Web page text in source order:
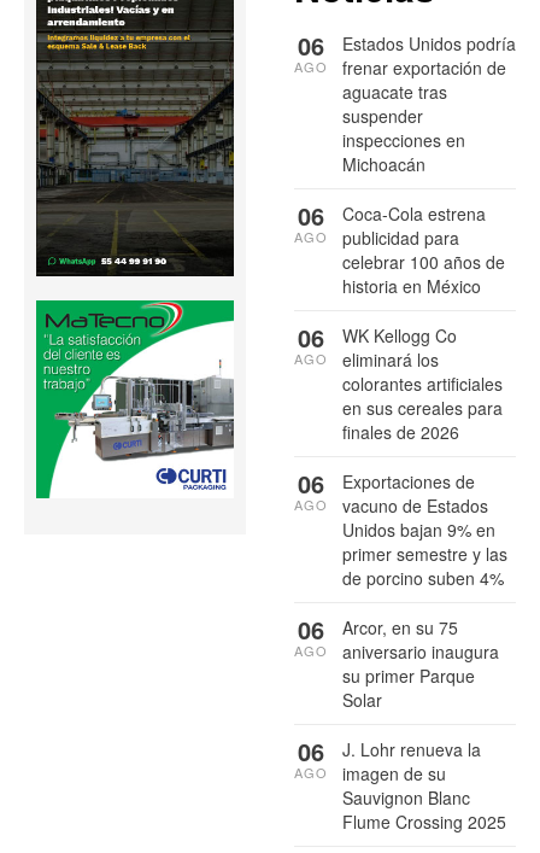
Estados Unidos podría
frenar exportación de
aguacate tras
suspender
inspecciones en
Michoacán
06
AGO
Coca-Cola estrena
publicidad para
celebrar 100 años de
historia en México
06
AGO
WK Kellogg Co
eliminará los
colorantes artificiales
en sus cereales para
finales de 2026
06
AGO
Exportaciones de
vacuno de Estados
Unidos bajan 9% en
primer semestre y las
de porcino suben 4%
06
AGO
Arcor, en su 75
aniversario inaugura
su primer Parque
Solar
06
AGO
J. Lohr renueva la
imagen de su
Sauvignon Blanc
Flume Crossing 2025
06
AGO